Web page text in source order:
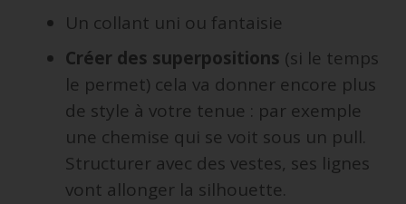
Un collant uni ou fantaisie
Créer des superpositions (si le temps
le permet) cela va donner encore plus
de style à votre tenue : par exemple
une chemise qui se voit sous un pull.
Structurer avec des vestes, ses lignes
vont allonger la silhouette.